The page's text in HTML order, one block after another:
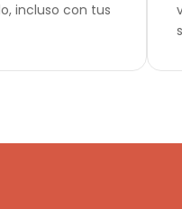
incluso con tus